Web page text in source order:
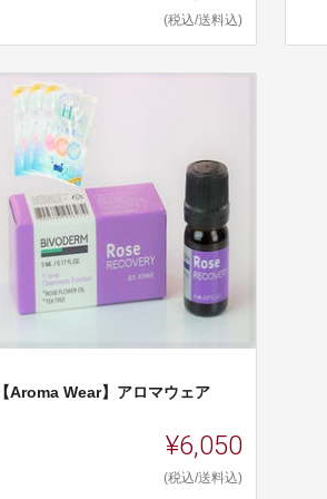
(税込/送料込)
【Aroma Wear】アロマウェア
¥6,050
(税込/送料込)